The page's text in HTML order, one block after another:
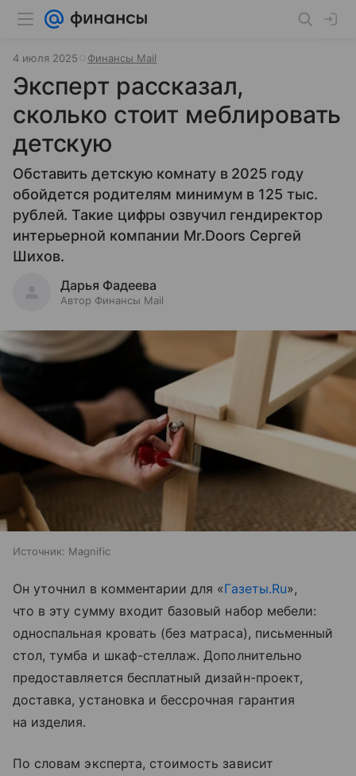
4 июля 2025 Финансы Mail
Эксперт рассказал,
сколько стоит меблировать
детскую
Обставить детскую комнату в 2025 году
обойдется родителям минимум в 125 тыс.
рублей. Такие цифры озвучил гендиректор
интерьерной компании Mr.Doors Сергей
Шихов.
Дарья Фадеева
Автор Финансы Mail
Источник: Magnific
Он уточнил в комментарии для «Газеты.Ru»,
что в эту сумму входит базовый набор мебели:
односпальная кровать (без матраса), письменный
стол, тумба и шкаф-стеллаж. Дополнительно
предоставляется бесплатный дизайн-проект,
доставка, установка и бессрочная гарантия
на изделия.
По словам эксперта, стоимость зависит